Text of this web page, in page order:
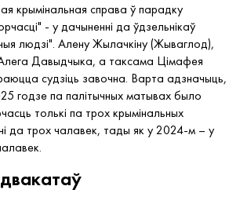
крымінальная справа ў парадку
- у дачыненні да ўдзельнікаў
людзі". Алену Жылачкіну (Жываглод),
Давыдчыка, а таксама Цімафея
судзіць завочна. Варта адзначыць,
годзе па палітычных матывах было
толькі па трох крымінальных
да трох чалавек, тады як у 2024-м – у